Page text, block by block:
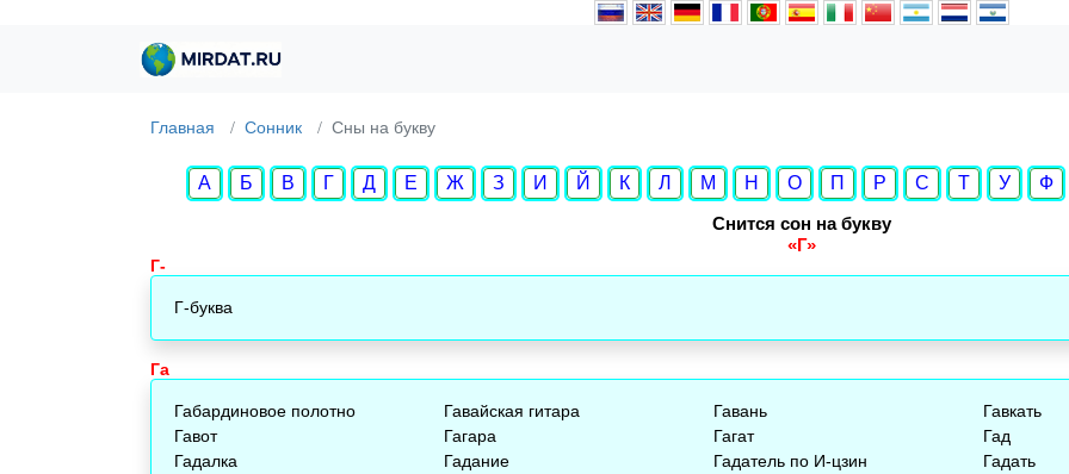
Главная Сонник Cны на букву
А Б В Г Д Е Ж З И Й К Л М Н О П Р С Т У
Ф
Снится сон на букву
«Г»
Г-
Г-буква
Га
Габардиновое полотно Гавайская гитара Гавань
Гавкать
Гавот
Гагара Гагат
Гад
Гадалка
Гадание Гадатель по И-цзин
Гадать